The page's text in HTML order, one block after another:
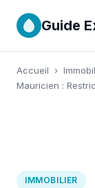
Guide
Accueil ›
Mauricien :
IMMOBILIER